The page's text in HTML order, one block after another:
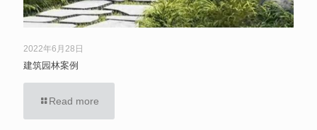
2022年6月28日
建筑园林案例
Read more